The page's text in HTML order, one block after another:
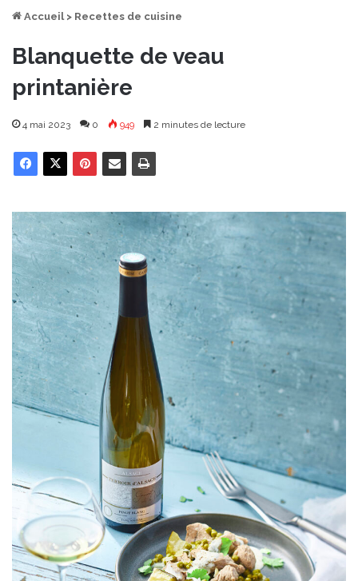
Accueil > Recettes de cuisine
Blanquette de veau
printanière
4 mai 2023 0 949 2 minutes de lecture